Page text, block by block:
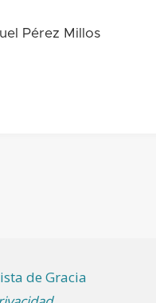
Pérez Millos
de Gracia